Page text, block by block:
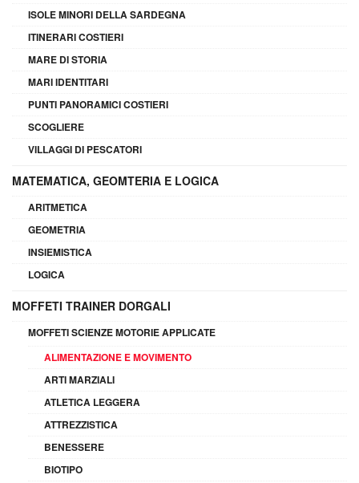
ISOLE MINORI DELLA SARDEGNA
ITINERARI COSTIERI
MARE DI STORIA
MARI IDENTITARI
PUNTI PANORAMICI COSTIERI
SCOGLIERE
VILLAGGI DI PESCATORI
MATEMATICA, GEOMTERIA E LOGICA
ARITMETICA
GEOMETRIA
INSIEMISTICA
LOGICA
MOFFETI TRAINER DORGALI
MOFFETI SCIENZE MOTORIE APPLICATE
ALIMENTAZIONE E MOVIMENTO
ARTI MARZIALI
ATLETICA LEGGERA
ATTREZZISTICA
BENESSERE
BIOTIPO